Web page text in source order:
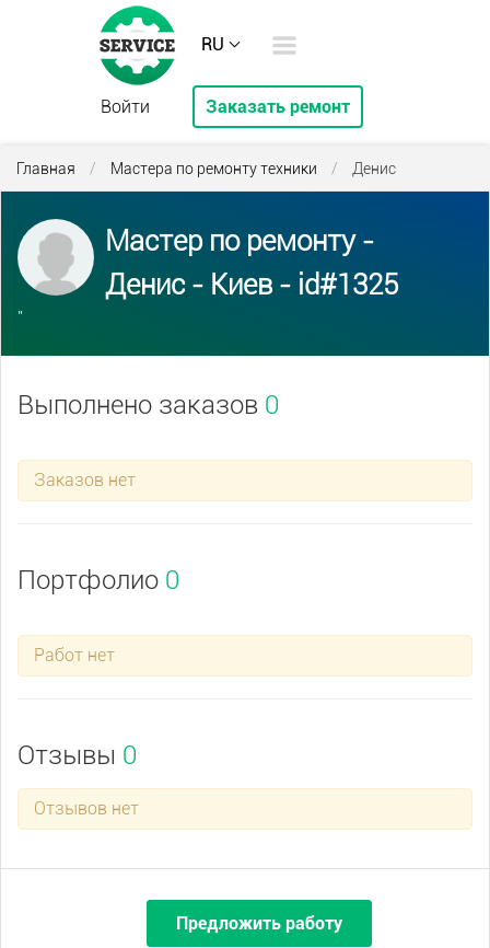
RU
Войти Заказать ремонт
Главная / Мастера по ремонту техники / Денис
Мастер по ремонту -
Денис - Киев - id#1325
''
Выполнено заказов 0
Заказов нет
Портфолио 0
Работ нет
Отзывы 0
Отзывов нет
Предложить работу